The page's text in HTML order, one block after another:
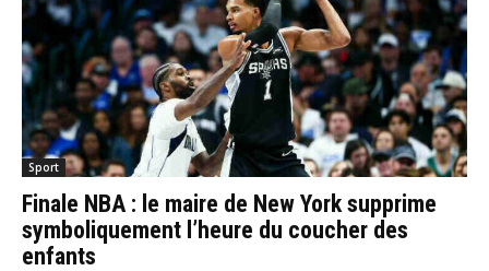
Sport
Finale NBA : le maire de New York supprime
symboliquement l’heure du coucher des
enfants